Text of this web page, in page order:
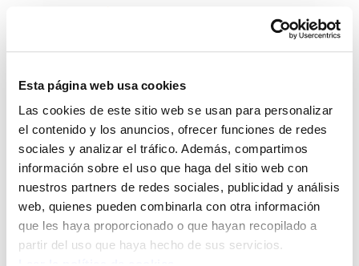
Esta página web usa cookies
Las cookies de este sitio web se usan para personalizar
el contenido y los anuncios, ofrecer funciones de redes
sociales y analizar el tráfico. Además, compartimos
información sobre el uso que haga del sitio web con
nuestros partners de redes sociales, publicidad y análisis
web, quienes pueden combinarla con otra información
que les haya proporcionado o que hayan recopilado a
partir del uso que haya hecho de sus servicios.
ELA Astekaria 112
POLÍTICA DE COOKIES
CANAL DE INFORMACIÓN
POLÍTICA DE PRIVACIDAD
MAPA DEL SITIO
ACCESIBILIDAD